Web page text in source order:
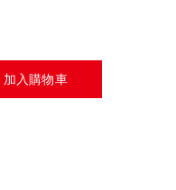
加入購物車